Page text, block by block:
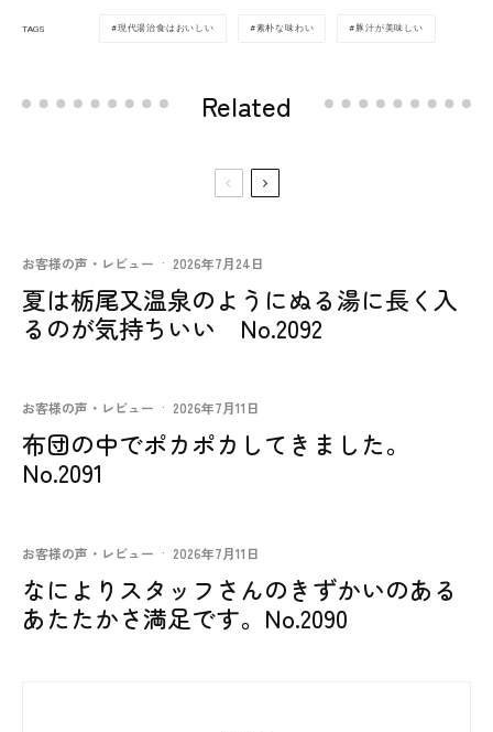
TAGS 現代湯治食はおいしい 素朴な味わい 豚汁が美味しい
Related
お客様の声・レビュー · 2026年7月24日
夏は栃尾又温泉のようにぬる湯に長く入
るのが気持ちいい No.2092
お客様の声・レビュー · 2026年7月11日
布団の中でポカポカしてきました。
No.2091
お客様の声・レビュー · 2026年7月11日
なによりスタッフさんのきずかいのある
あたたかさ満足です。No.2090